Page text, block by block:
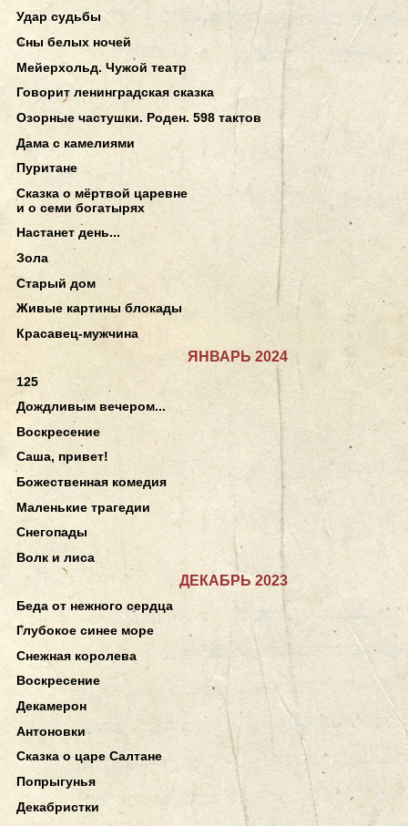
Удар судьбы
Сны белых ночей
Мейерхольд. Чужой театр
Говорит ленинградская сказка
Озорные частушки. Роден. 598 тактов
Дама с камелиями
Пуритане
Сказка о мёртвой царевне
и о семи богатырях
Настанет день...
Зола
Старый дом
Живые картины блокады
Красавец-мужчина
ЯНВАРЬ 2024
125
Дождливым вечером...
Воскресение
Саша, привет!
Божественная комедия
Маленькие трагедии
Снегопады
Волк и лиса
ДЕКАБРЬ 2023
Беда от нежного сердца
Глубокое синее море
Снежная королева
Воскресение
Декамерон
Антоновки
Сказка о царе Салтане
Попрыгунья
Декабристки